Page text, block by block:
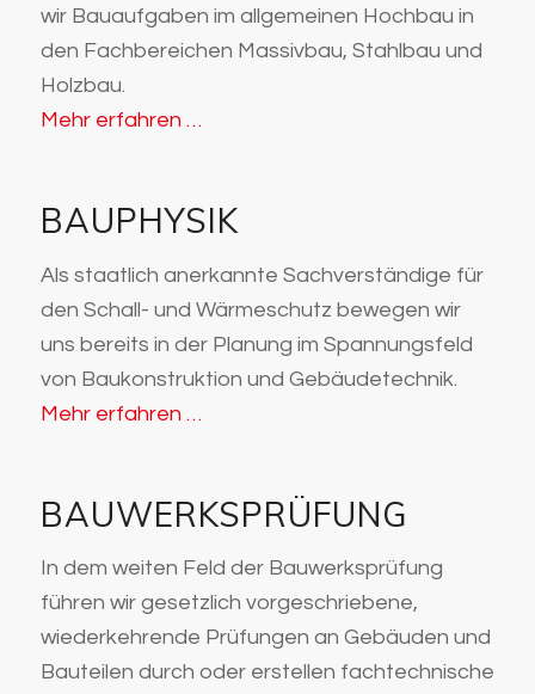
wir Bauaufgaben im allgemeinen Hochbau in
den Fachbereichen Massivbau, Stahlbau und
Holzbau.
Mehr erfahren …
BAUPHYSIK
Als staatlich anerkannte Sachverständige für
den Schall- und Wärmeschutz bewegen wir
uns bereits in der Planung im Spannungsfeld
von Baukonstruktion und Gebäudetechnik.
Mehr erfahren …
BAUWERKSPRÜFUNG
In dem weiten Feld der Bauwerksprüfung
führen wir gesetzlich vorgeschriebene,
wiederkehrende Prüfungen an Gebäuden und
Bauteilen durch oder erstellen fachtechnische